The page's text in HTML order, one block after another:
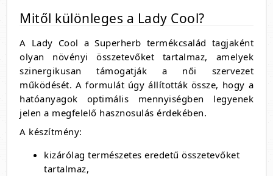
Mitől különleges a Lady Cool?
A Lady Cool a Superherb termékcsalád tagjaként
olyan növényi összetevőket tartalmaz, amelyek
szinergikusan támogatják a női szervezet
működését. A formulát úgy állították össze, hogy a
hatóanyagok optimális mennyiségben legyenek
jelen a megfelelő hasznosulás érdekében.
A készítmény:
kizárólag természetes eredetű összetevőket
tartalmaz,